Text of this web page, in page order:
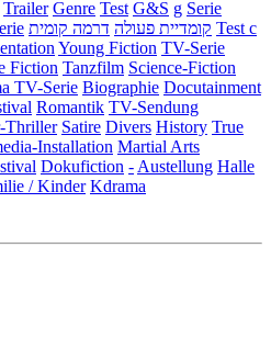
Trailer Genre Test G&S g Serie
קומדיית פעולה דרמה קומית
Test c
Young Fiction TV-Serie
Fiction Tanzfilm Science-Fiction
TV-Serie Biographie Docutainment
Romantik TV-Sendung
Thriller Satire Divers History True
Installation Martial Arts
Dokufiction -Austellung Halle
/ Kinder Kdrama